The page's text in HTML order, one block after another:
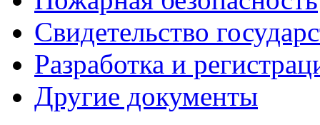
Свидетельство
Разработка и
Другие документы